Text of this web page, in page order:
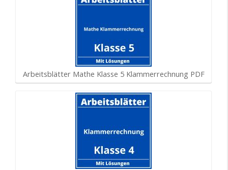
Arbeitsblätter Mathe Klasse 5 Klammerrechnung PDF